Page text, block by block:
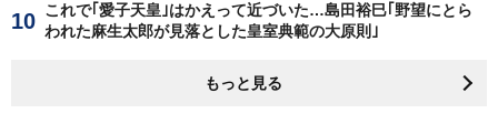
これで｢愛子天皇｣はかえって近づいた…島田裕巳｢野望にとら
われた麻生太郎が見落とした皇室典範の大原則｣
もっと見る